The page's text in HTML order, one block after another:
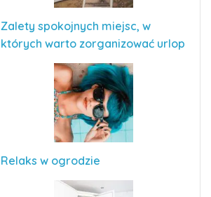
Zalety spokojnych miejsc, w
których warto zorganizować urlop
Relaks w ogrodzie